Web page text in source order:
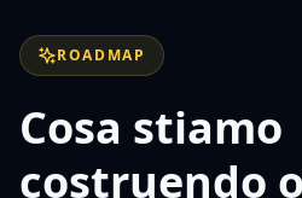
ROADMAP
Cosa stiamo
costruendo